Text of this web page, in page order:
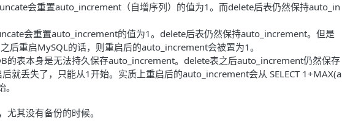
会重置auto_increment（自增序列）的值为1。而delete后表仍然保持auto_in
会重置auto_increment的值为1。delete后表仍然保持auto_increment。但是
后重启MySQL的话，则重启后的auto_increment会被置为1。
的表本身是无法持久保存auto_increment。delete表之后auto_increment仍然保存
就丢失了，只能从1开始。实质上重启后的auto_increment会从 SELECT 1+MAX(a
其没有备份的时候。